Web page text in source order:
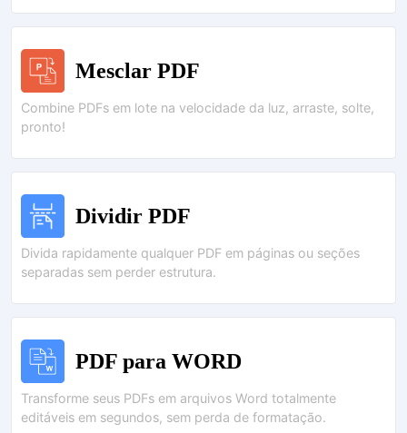
Mesclar PDF
Combine PDFs em lote na velocidade da luz, arraste, solte,
pronto!
Dividir PDF
Divida rapidamente qualquer PDF em páginas ou seções
separadas sem perder estrutura.
PDF para WORD
Transforme seus PDFs em arquivos Word totalmente
editáveis em segundos, sem perda de formatação.